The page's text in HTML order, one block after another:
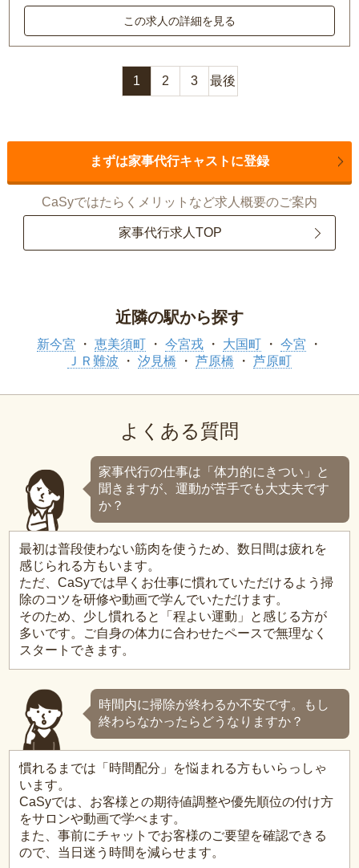
この求人の詳細を見る
1 2 3 最後
まずは家事代行キャストに登録
CaSyではたらくメリットなど求人概要のご案内
家事代行求人TOP
近隣の駅から探す
新今宮 恵美須町 今宮戎 大国町
今宮
ＪＲ難波
汐見橋 芦原橋 芦原町
よくある質問
家事代行の仕事は「体力的にきつい」と
聞きますが、運動が苦手でも大丈夫です
か？
最初は普段使わない筋肉を使うため、数日間は疲れを
感じられる方もいます。
ただ、CaSyでは早くお仕事に慣れていただけるよう掃
除のコツを研修や動画で学んでいただけます。
そのため、少し慣れると「程よい運動」と感じる方が
多いです。ご自身の体力に合わせたペースで無理なく
スタートできます。
時間内に掃除が終わるか不安です。もし
終わらなかったらどうなりますか？
慣れるまでは「時間配分」を悩まれる方もいらっしゃ
います。
CaSyでは、お客様との期待値調整や優先順位の付け方
をサロンや動画で学べます。
また、事前にチャットでお客様のご要望を確認できる
ので、当日迷う時間を減らせます。